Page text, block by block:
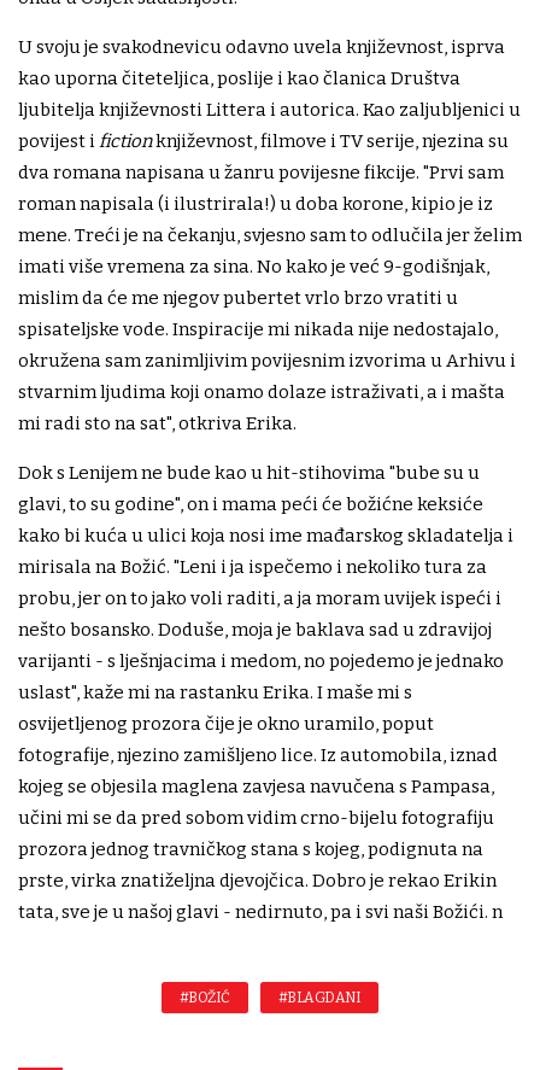
U svoju je svakodnevicu odavno uvela književnost, isprva
kao uporna čiteteljica, poslije i kao članica Društva
ljubitelja književnosti Littera i autorica. Kao zaljubljenici u
povijest ifictionknjiževnost, filmove i TV serije, njezina su
dva romana napisana u žanru povijesne fikcije. "Prvi sam
roman napisala (i ilustrirala!) u doba korone, kipio je iz
mene. Treći je na čekanju, svjesno sam to odlučila jer želim
imati više vremena za sina. No kako je već 9-godišnjak,
mislim da će me njegov pubertet vrlo brzo vratiti u
spisateljske vode. Inspiracije mi nikada nije nedostajalo,
okružena sam zanimljivim povijesnim izvorima u Arhivu i
stvarnim ljudima koji onamo dolaze istraživati, a i mašta
mi radi sto na sat", otkriva Erika.
Dok s Lenijem ne bude kao u hit-stihovima "bube su u
glavi, to su godine", on i mama peći će božićne keksiće
kako bi kuća u ulici koja nosi ime mađarskog skladatelja i
mirisala na Božić. "Leni i ja ispečemo i nekoliko tura za
probu, jer on to jako voli raditi, a ja moram uvijek ispeći i
nešto bosansko. Doduše, moja je baklava sad u zdravijoj
varijanti - s lješnjacima i medom, no pojedemo je jednako
uslast", kaže mi na rastanku Erika. I maše mi s
osvijetljenog prozora čije je okno uramilo, poput
fotografije, njezino zamišljeno lice. Iz automobila, iznad
kojeg se objesila maglena zavjesa navučena s Pampasa,
učini mi se da pred sobom vidim crno-bijelu fotografiju
prozora jednog travničkog stana s kojeg, podignuta na
prste, virka znatiželjna djevojčica. Dobro je rekao Erikin
tata, sve je u našoj glavi - nedirnuto, pa i svi naši Božići. n
#BOŽIĆ #BLAGDANI